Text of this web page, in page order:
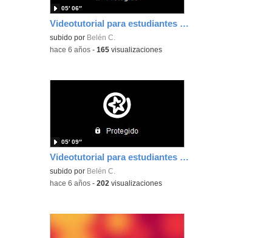
Videotutorial para estudiantes CISCO WEBEX Educamadrid
subido por Belén C.
05′ 06″
-hace 6 años -165 visualizaciones
Videotutorial para estudiantes BLINKLEARNING
subido por Belén C.
05′ 09″
-hace 6 años -202 visualizaciones